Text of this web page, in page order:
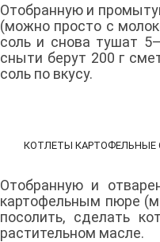
Отобранную и
(можно просто с
соль и снова тушат
сныти берут 200 г
соль по вкусу.
КОТЛЕТЫ КАРТОФЕЛЬНЫЕ
Отобранную и
картофельным пюре
посолить, сделать
растительном масле.